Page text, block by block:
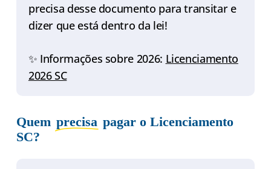
precisa desse documento para transitar e
dizer que está dentro da lei!
✨ Informações sobre 2026: Licenciamento
2026 SC
Quem precisa pagar o Licenciamento
SC?